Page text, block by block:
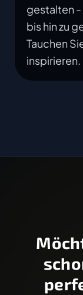
gestalten -
bis hin zu
Tauchen
inspirieren.